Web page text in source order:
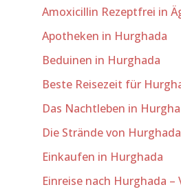
Amoxicillin Rezeptfrei in
Apotheken in Hurghada
Beduinen in Hurghada
Beste Reisezeit für
Das Nachtleben in
Die Strände von Hurghada
Einkaufen in Hurghada
Einreise nach Hurghada –